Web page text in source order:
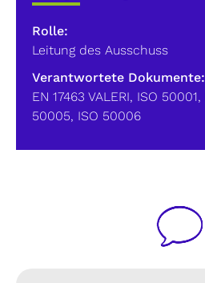
Rolle:
Leitung des Ausschuss
Verantwortete Dokumente:
EN 17463 VALERI, ISO 50001,
50005, ISO 50006